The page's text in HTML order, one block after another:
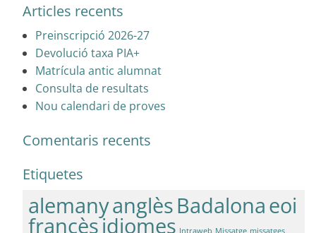
Articles recents
Preinscripció 2026-27
Devolució taxa PIA+
Matrícula antic alumnat
Consulta de resultats
Nou calendari de proves
Comentaris recents
Etiquetes
alemanyanglèsBadalonaeoi
francèsidiomes Intraweb Missatge missatges